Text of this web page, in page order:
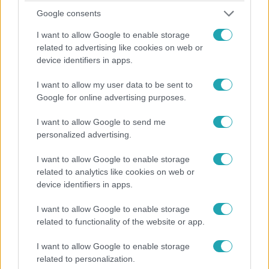
Google consents
I want to allow Google to enable storage
related to advertising like cookies on web or
device identifiers in apps.
I want to allow my user data to be sent to
Google for online advertising purposes.
I want to allow Google to send me
personalized advertising.
I want to allow Google to enable storage
related to analytics like cookies on web or
device identifiers in apps.
I want to allow Google to enable storage
related to functionality of the website or app.
I want to allow Google to enable storage
related to personalization.
Gyertek át! – A Sztárvetélkedő
Bárszékről esett a pult alá Tóth Vera
Nem csak Aurelio élt át kellemetlen pillanatokat egy randi
találka nem emiatt ért véget...